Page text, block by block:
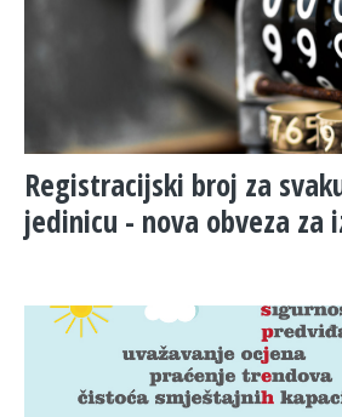
Registracijski broj za
jedinicu - nova obveza za